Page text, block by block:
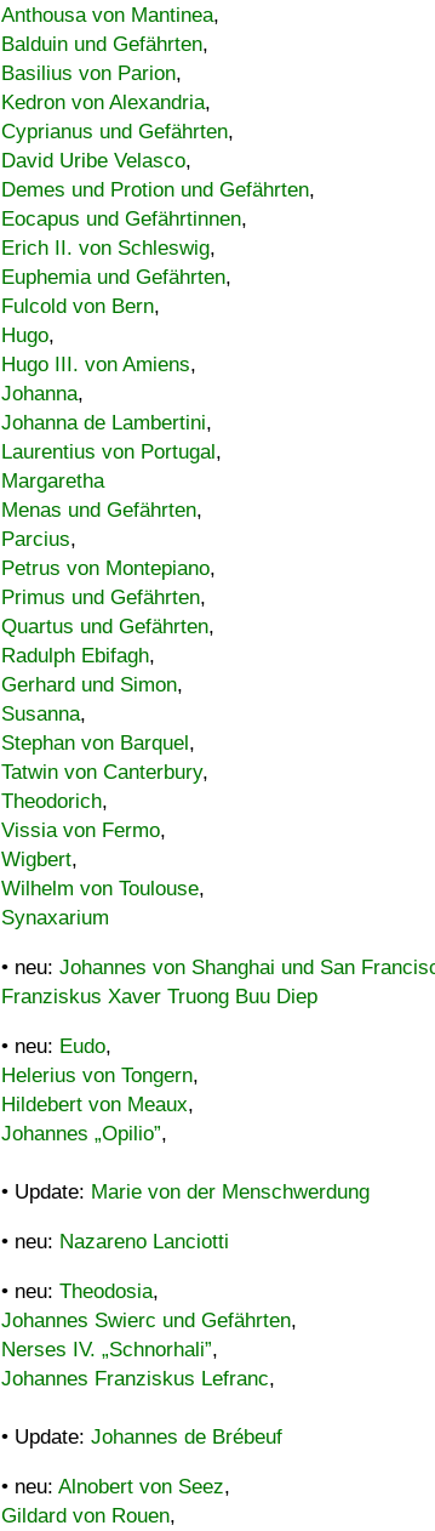
Anthousa von Mantinea,
Balduin und Gefährten,
Basilius von Parion,
Kedron von Alexandria,
Cyprianus und Gefährten,
David Uribe Velasco,
Demes und Protion und Gefährten,
Eocapus und Gefährtinnen,
Erich II. von Schleswig,
Euphemia und Gefährten,
Fulcold von Bern,
Hugo,
Hugo III. von Amiens,
Johanna,
Johanna de Lambertini,
Laurentius von Portugal,
Margaretha
Menas und Gefährten,
Parcius,
Petrus von Montepiano,
Primus und Gefährten,
Quartus und Gefährten,
Radulph Ebifagh,
Gerhard und Simon,
Susanna,
Stephan von Barquel,
Tatwin von Canterbury,
Theodorich,
Vissia von Fermo,
Wigbert,
Wilhelm von Toulouse,
Synaxarium
• neu: Johannes von Shanghai und San
Franziskus Xaver Truong Buu Diep
• neu: Eudo,
Helerius von Tongern,
Hildebert von Meaux,
Johannes „Opilio”,
• Update: Marie von der Menschwerdung
• neu: Nazareno Lanciotti
• neu: Theodosia,
Johannes Swierc und Gefährten,
Nerses IV. „Schnorhali”,
Johannes Franziskus Lefranc,
• Update: Johannes de Brébeuf
• neu: Alnobert von Seez,
Gildard von Rouen,